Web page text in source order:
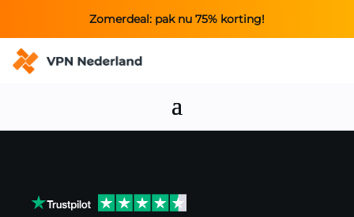
Zomerdeal: pak nu 75% korting!